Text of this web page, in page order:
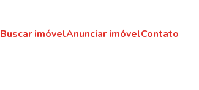
Buscar imóvelAnunciar imóvelContato